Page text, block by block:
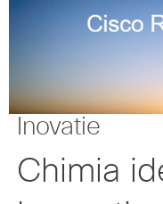
Inovatie
Chimia